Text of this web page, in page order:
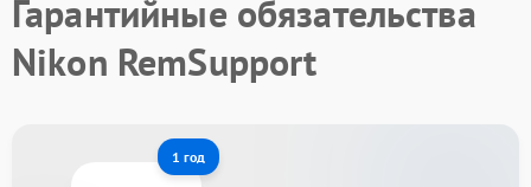
Гарантийные обязательства
Nikon RemSupport
1 год